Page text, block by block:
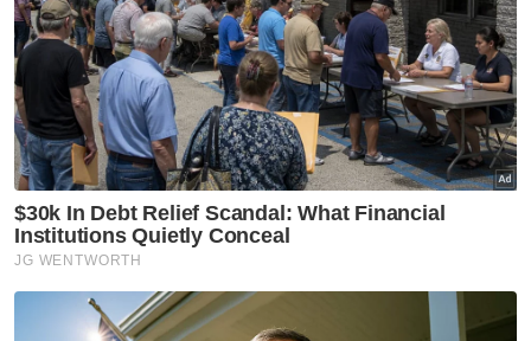
kebijaksanaan masing-masing dan menjaga
sensitiviti dalam konteks masyarakat majmuk
mengikut sempadannya yang sebenar dan
secara saksama," katanya.
Muat turun aplikasi Sinar Harian.Klik di sini!